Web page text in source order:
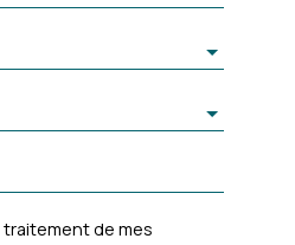
de mes